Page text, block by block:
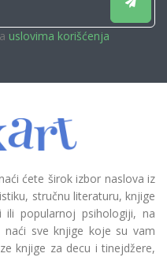
uslovima korišćenja
ćete širok izbor naslova iz
stručnu literaturu, knjige
popularnoj psihologiji, na
sve knjige koje su vam
knjige za decu i tinejdžere,